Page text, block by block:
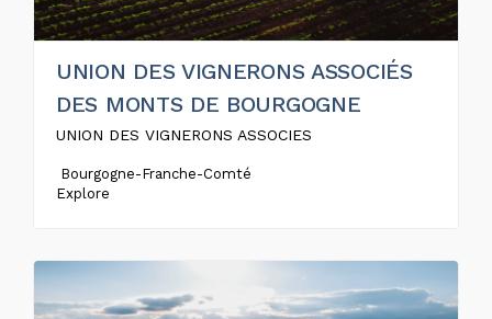
UNION DES VIGNERONS ASSOCIÉS
DES MONTS DE BOURGOGNE
UNION DES VIGNERONS ASSOCIES
Bourgogne-Franche-Comté
Explore